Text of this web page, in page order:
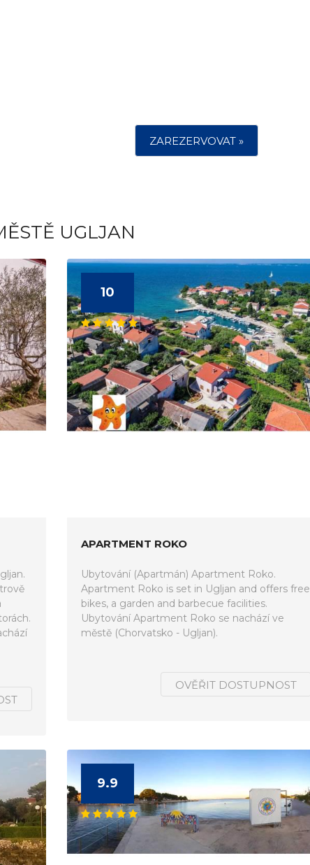
ZAREZERVOVAT »
UGLJAN
10
APARTMENT ROKO
Ubytování (Apartmán) Apartment Roko.
Apartment Roko is set in Ugljan and offers free
bikes, a garden and barbecue facilities.
Ubytování Apartment Roko se nachází ve
městě (Chorvatsko - Ugljan).
OVĚŘIT DOSTUPNOST
9.9